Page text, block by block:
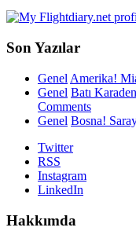
Son Yazılar
Genel Amerika!
Genel Batı
Comments
Genel Bosna!
Twitter
RSS
Instagram
LinkedIn
Hakkımda